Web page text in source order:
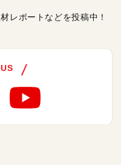
レポートなどを投稿中！